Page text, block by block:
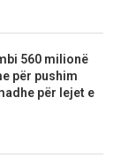
560 milionë
për pushim
për lejet e